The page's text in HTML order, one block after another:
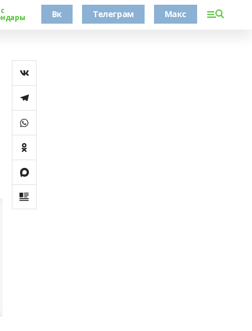
Вк Телеграм Макс